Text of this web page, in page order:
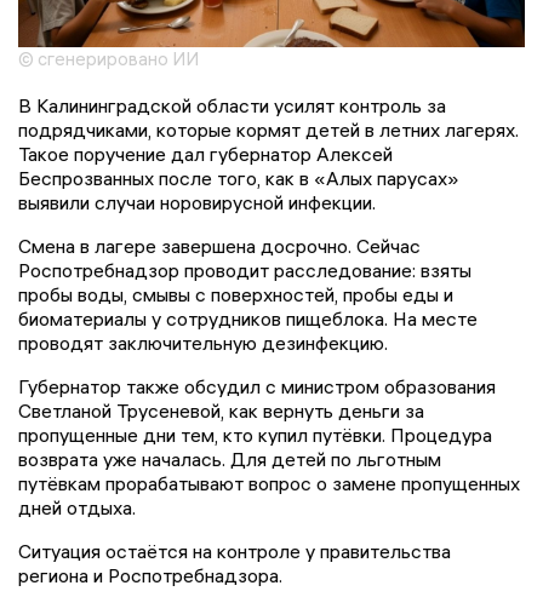
© сгенерировано ИИ
В Калининградской области усилят контроль за
подрядчиками, которые кормят детей в летних лагерях.
Такое поручение дал губернатор Алексей
Беспрозванных после того, как в «Алых парусах»
выявили случаи норовирусной инфекции.
Смена в лагере завершена досрочно. Сейчас
Роспотребнадзор проводит расследование: взяты
пробы воды, смывы с поверхностей, пробы еды и
биоматериалы у сотрудников пищеблока. На месте
проводят заключительную дезинфекцию.
Губернатор также обсудил с министром образования
Светланой Трусеневой, как вернуть деньги за
пропущенные дни тем, кто купил путёвки. Процедура
возврата уже началась. Для детей по льготным
путёвкам прорабатывают вопрос о замене пропущенных
дней отдыха.
Ситуация остаётся на контроле у правительства
региона и Роспотребнадзора.